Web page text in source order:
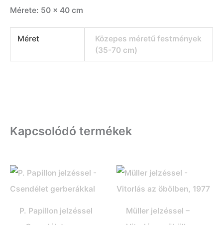
Mérete: 50 x 40 cm
Méret
Közepes méretű festmények
(35-70 cm)
Kapcsolódó termékek
P. Papillon jelzéssel
Müller jelzéssel –